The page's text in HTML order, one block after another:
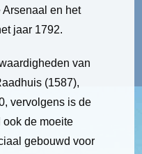
en het
jaar 1792.
van
(1587),
vervolgens is de
ook de moeite
gebouwd voor